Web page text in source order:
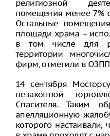
религиозной
помещения менее 7%
Остальные
площади храма –
в том числе для
территории
фирм, отметили в
14 сентября
незаконной
Спасителя. Таким
апелляционную
которого настаивали,